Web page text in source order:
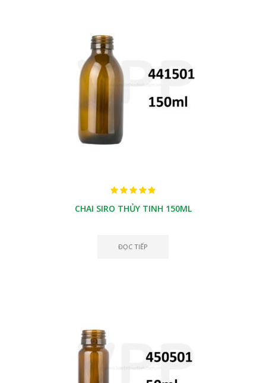
CHAI SIRO THỦY TINH 150ML
ĐỌC TIẾP